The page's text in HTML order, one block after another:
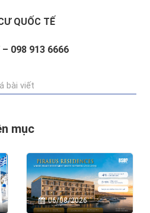
QUỐC TẾ
– 098 913 6666
bài viết
mục
06/08/2026